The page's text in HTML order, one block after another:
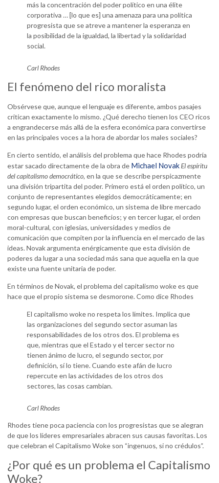
más la concentración del poder político en una élite
corporativa … [lo que es] una amenaza para una política
progresista que se atreve a mantener la esperanza en
la posibilidad de la igualdad, la libertad y la solidaridad
social.
Carl Rhodes
El fenómeno del rico moralista
Obsérvese que, aunque el lenguaje es diferente, ambos pasajes
critican exactamente lo mismo. ¿Qué derecho tienen los CEO ricos
a engrandecerse más allá de la esfera económica para convertirse
en las principales voces a la hora de abordar los males sociales?
En cierto sentido, el análisis del problema que hace Rhodes podría
estar sacado directamente de la obra de Michael NovakEl espíritu
del capitalismo democrático, en la que se describe perspicazmente
una división tripartita del poder. Primero está el orden político, un
conjunto de representantes elegidos democráticamente; en
segundo lugar, el orden económico, un sistema de libre mercado
con empresas que buscan beneficios; y en tercer lugar, el orden
moral-cultural, con iglesias, universidades y medios de
comunicación que compiten por la influencia en el mercado de las
ideas. Novak argumenta enérgicamente que esta división de
poderes da lugar a una sociedad más sana que aquella en la que
existe una fuente unitaria de poder.
En términos de Novak, el problema del capitalismo woke es que
hace que el propio sistema se desmorone. Como dice Rhodes
El capitalismo woke no respeta los límites. Implica que
las organizaciones del segundo sector asuman las
responsabilidades de los otros dos. El problema es
que, mientras que el Estado y el tercer sector no
tienen ánimo de lucro, el segundo sector, por
definición, sí lo tiene. Cuando este afán de lucro
repercute en las actividades de los otros dos
sectores, las cosas cambian.
Carl Rhodes
Rhodes tiene poca paciencia con los progresistas que se alegran
de que los líderes empresariales abracen sus causas favoritas. Los
que celebran el Capitalismo Woke son “ingenuos, si no crédulos”.
¿Por qué es un problema el Capitalismo
Woke?